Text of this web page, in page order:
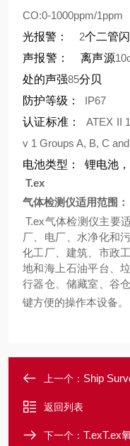
CO:0-1000ppm/1ppm
光报警：
2个二管
声报警：
离声源
处的声强85分贝
防护等级：
IP67
认证标准：
ATEX II
v 1 Groups A, B, C
电池类型：
锂电池
T.ex
气体检测仪适用范围：
T.ex气体检测仪主要
厂、电厂、水净化和
化工厂、建筑、市政
地和海上石油平台、
行器仓、储藏室、谷
键方便的操作本设备。
上一个： Ship
返回列表
下一个： T.exT.ex